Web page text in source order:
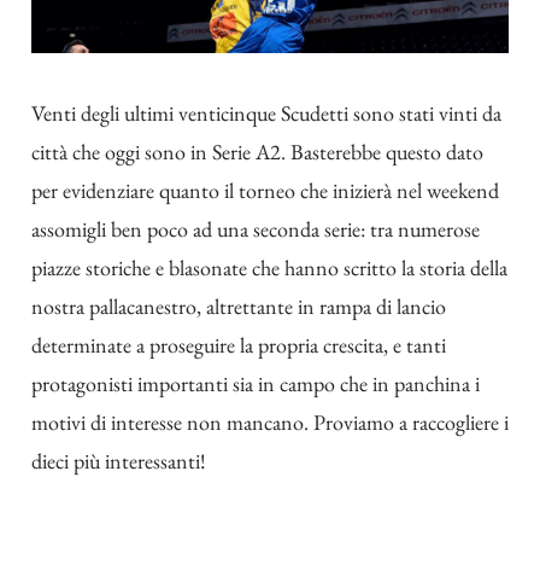
Venti degli ultimi venticinque Scudetti sono stati vinti da
città che oggi sono in Serie A2. Basterebbe questo dato
per evidenziare quanto il torneo che inizierà nel weekend
assomigli ben poco ad una seconda serie: tra numerose
piazze storiche e blasonate che hanno scritto la storia della
nostra pallacanestro, altrettante in rampa di lancio
determinate a proseguire la propria crescita, e tanti
protagonisti importanti sia in campo che in panchina i
motivi di interesse non mancano. Proviamo a raccogliere i
dieci più interessanti!